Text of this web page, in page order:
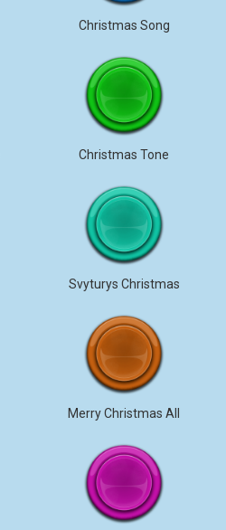
Christmas Song
Christmas Tone
Svyturys Christmas
Merry Christmas All